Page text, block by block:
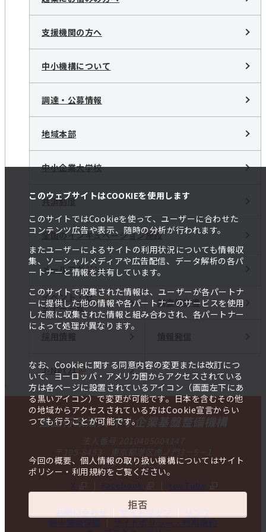
このウェブサイトはCOOKIEを使用します
このサイトではCookieを使って、ユーザーに合わせた
コンテンツ広告や表示、随時の分析が行われます。
またユーザーによるサイトの利用状況についても情報収
集、ソーシャルメディアや広告配信、データ解析の各パ
ートナーと情報を共有しています。
このサイトで収集された情報は、ユーザーが各パートナ
ーに提供した他の情報や各パートナーのサービスを使用
した際に収集された情報と組み合わされ、各パートナー
によって処理が異なります。
なお、Cookieに関する同意内容の変更または改訂につ
いて、ヨーロッパ・アメリカ圏からアクセスされている
方は各ページに設置されているアイコン（画面左下にあ
る黒いアイコン）で変更が可能です。日本を含むその他
の地域からアクセスされている方はCookie宣言からい
つでも行うことが可能です。
今回の概要、個人情報の取り扱い機構についてはサイト
ポリシー・利用規約をご覧ください。
拒否
支援機関の方へ
中小機構について
調達・公募情報
地域本部
中小企業大学校
共済制度
全国のインキュベーション施設
メールマガジン
イベント・セ
ミナー一覧
調査報告書
J-Net21
独立行政法人 中小企業基盤整備機構
法人番号 2010405004147
〒105-8453 東京都港区虎ノ門3－5－1
虎ノ門37森ビル
X
Facebook YouTube
お問い合わせ サイトマップ
リンク
個人情報保護
サイトポリシー・利用規約